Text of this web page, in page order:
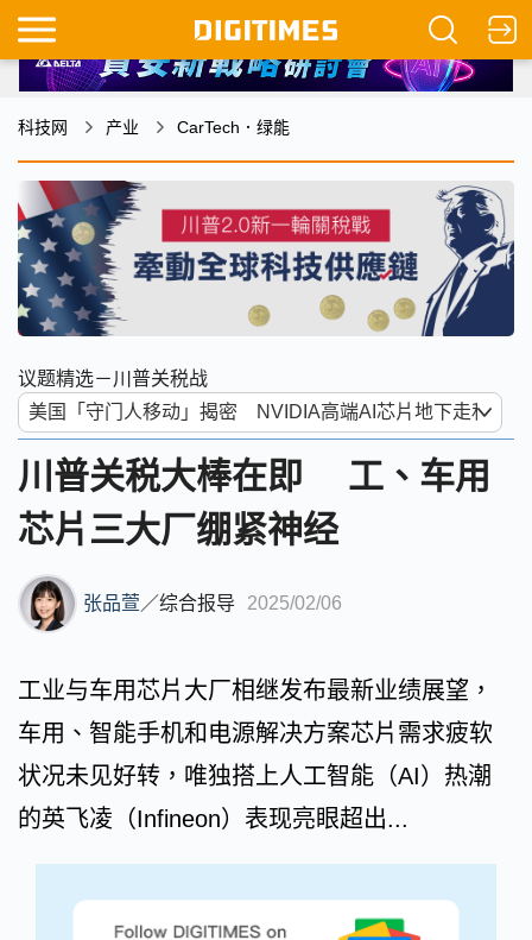
科技网 产业 CarTech．绿能
议题精选－川普关税战
川普关税大棒在即 工、车用
芯片三大厂绷紧神经
张品萱 ／综合报导 2025/02/06
工业与车用芯片大厂相继发布最新业绩展望，
车用、智能手机和电源解决方案芯片需求疲软
状况未见好转，唯独搭上人工智能（AI）热潮
的英飞凌（Infineon）表现亮眼超出...